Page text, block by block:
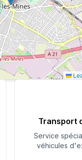
Transport
Service
véhicules